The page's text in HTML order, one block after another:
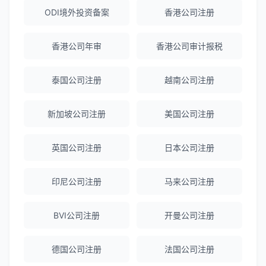
Michael Liu ★★★★☆
刘总 ★★★★★
香港公司注册和审计服务专业高效，非常
ODI境外投资备案 香港公司注册
香港公司年审 香港公司审计报税
泰国公司注册 越南公司注册
新加坡公司注册 美国公司注册
英国公司注册 日本公司注册
印尼公司注册 马来公司注册
BVI公司注册 开曼公司注册
德国公司注册 法国公司注册